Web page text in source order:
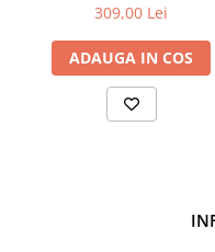
309,00 Lei
ADAUGA IN COS